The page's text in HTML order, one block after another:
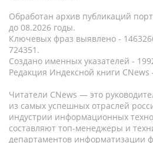
Обработан архив публикаций
до 08.2026 годы.
Ключевых фраз выявлено -
724351.
Создано именных указателей -
Редакция Индексной книги CNews
Читатели CNews — это
из самых успешных отраслей
индустрии информационных
составляют топ-менеджеры и
департаментов информатизации